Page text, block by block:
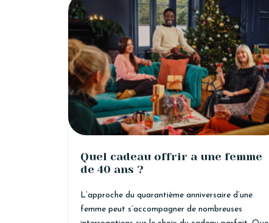
Quel cadeau offrir a une femme
de 40 ans ?
L’approche du quarantième anniversaire d’une
femme peut s’accompagner de nombreuses